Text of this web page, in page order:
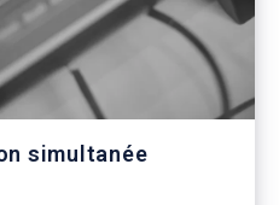
simultanée